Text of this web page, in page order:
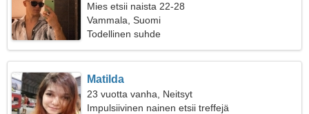
Mies etsii naista 22-28
Vammala, Suomi
Todellinen suhde
Matilda
23 vuotta vanha, Neitsyt
Impulsiivinen nainen etsii treffejä